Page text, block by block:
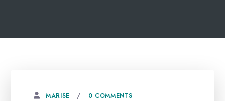
MARISE 0 COMMENTS